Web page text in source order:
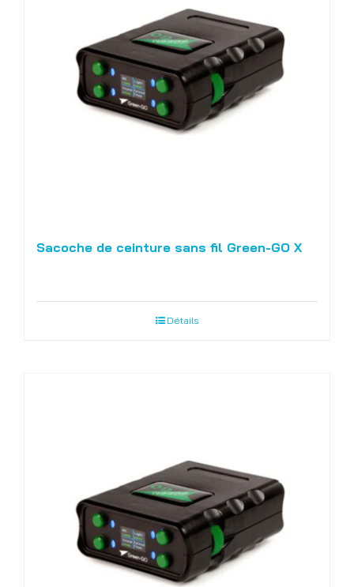
Sacoche de ceinture sans fil Green-GO X
Détails